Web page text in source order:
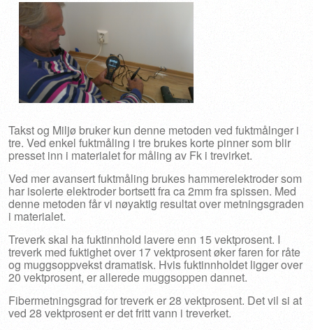
Takst og Miljø bruker kun denne metoden ved fuktmålnger i
tre. Ved enkel fuktmåling i tre brukes korte pinner som blir
presset inn i materialet for måling av Fk i trevirket.
Ved mer avansert fuktmåling brukes hammerelektroder som
har isolerte elektroder bortsett fra ca 2mm fra spissen. Med
denne metoden får vi nøyaktig resultat over metningsgraden
i materialet.
Treverk skal ha fuktinnhold lavere enn 15 vektprosent. I
treverk med fuktighet over 17 vektprosent øker faren for råte
og muggsoppvekst dramatisk. Hvis fuktinnholdet ligger over
20 vektprosent, er allerede muggsoppen dannet.
Fibermetningsgrad for treverk er 28 vektprosent. Det vil si at
ved 28 vektprosent er det fritt vann i treverket.